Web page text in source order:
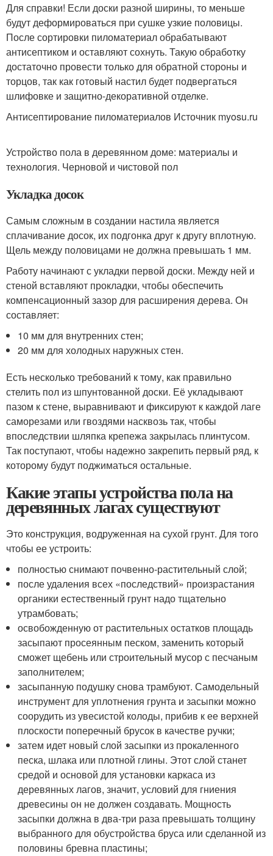
Для справки! Если доски разной ширины, то меньше
будут деформироваться при сушке узкие половицы.
После сортировки пиломатериал обрабатывают
антисептиком и оставляют сохнуть. Такую обработку
достаточно провести только для обратной стороны и
торцов, так как готовый настил будет подвергаться
шлифовке и защитно-декоративной отделке.
Антисептирование пиломатериалов Источник myosu.ru
Устройство пола в деревянном доме: материалы и
технология. Черновой и чистовой пол
Укладка досок
Самым сложным в создании настила является
сплачивание досок, их подгонка друг к другу вплотную.
Щель между половицами не должна превышать 1 мм.
Работу начинают с укладки первой доски. Между ней и
стеной вставляют прокладки, чтобы обеспечить
компенсационный зазор для расширения дерева. Он
составляет:
10 мм для внутренних стен;
20 мм для холодных наружных стен.
Есть несколько требований к тому, как правильно
стелить пол из шпунтованной доски. Её укладывают
пазом к стене, выравнивают и фиксируют к каждой лаге
саморезами или гвоздями насквозь так, чтобы
впоследствии шляпка крепежа закрылась плинтусом.
Так поступают, чтобы надежно закрепить первый ряд, к
которому будут поджиматься остальные.
Какие этапы устройства пола на
деревянных лагах существуют
Это конструкция, водруженная на сухой грунт. Для того
чтобы ее устроить:
полностью снимают почвенно-растительный слой;
после удаления всех «последствий» произрастания
органики естественный грунт надо тщательно
утрамбовать;
освобожденную от растительных остатков площадь
засыпают просеянным песком, заменить который
сможет щебень или строительный мусор с песчаным
заполнителем;
засыпанную подушку снова трамбуют. Самодельный
инструмент для уплотнения грунта и засыпки можно
соорудить из увесистой колоды, прибив к ее верхней
плоскости поперечный брусок в качестве ручки;
затем идет новый слой засыпки из прокаленного
песка, шлака или плотной глины. Этот слой станет
средой и основой для установки каркаса из
деревянных лагов, значит, условий для гниения
древесины он не должен создавать. Мощность
засыпки должна в два-три раза превышать толщину
выбранного для обустройства бруса или сделанной из
половины бревна пластины;